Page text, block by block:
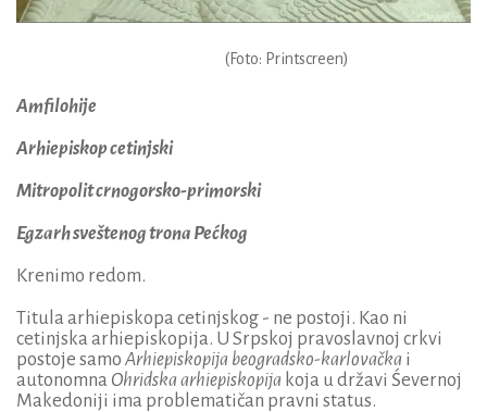
(Foto: Printscreen)
Amfilohije
Arhiepiskop cetinjski
Mitropolit crnogorsko-primorski
Egzarh sveštenog trona Pećkog
Krenimo redom.
Titula arhiepiskopa cetinjskog - ne postoji. Kao ni
cetinjska arhiepiskopija. U Srpskoj pravoslavnoj crkvi
postoje samo Arhiepiskopija beogradsko-karlovačka i
autonomna Ohridska arhiepiskopija koja u državi Śevernoj
Makedoniji ima problematičan pravni status.